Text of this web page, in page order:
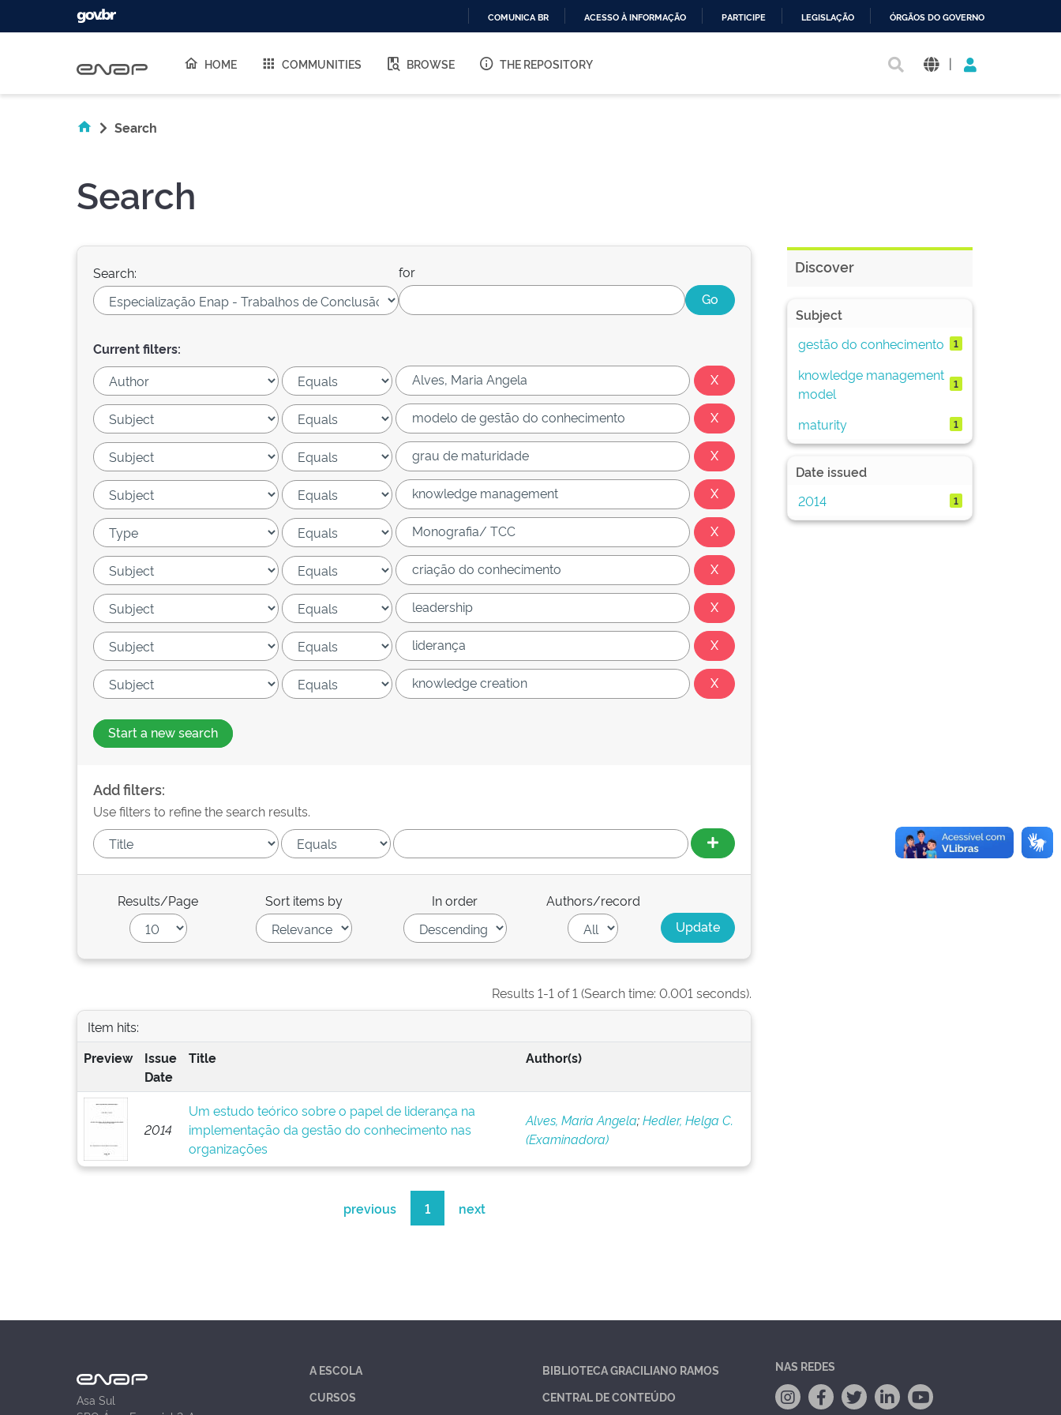
O
COMUNICA BR ACESSO À INFORMAÇÃO PARTICIPE LEGISLAÇÃO ÓRGÃOS DO GOVERNO
HOME COMMUNITIES BROWSE THE REPOSITORY |
Search
Search
Search: for
Current filters:
Start a new search
Add filters:
Use filters to refine the search results.
Results/Page Sort items by In order Authors/record
Results 1-1 of 1 (Search time: 0.001 seconds).
Item hits:
Preview
Issue
Date
Title Author(s)
2014
Um estudo teórico sobre o papel de liderança na
implementação da gestão do conhecimento nas
organizações
Alves, Maria Angela;Hedler, Helga C.
(Examinadora)
previous 1 next
Discover
Subject
gestão do conhecimento
1
knowledge management
model
1
maturity 1
Date issued
2014
1
Asa Sul
A ESCOLA
CURSOS
BIBLIOTECA GRACILIANO RAMOS
CENTRAL DE CONTEÚDO
NAS REDES